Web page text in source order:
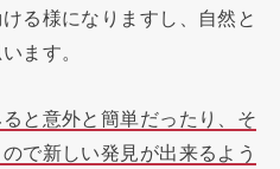
る様になりますし、自然と
ます。
と意外と簡単だったり、そ
で新しい発見が出来るよう